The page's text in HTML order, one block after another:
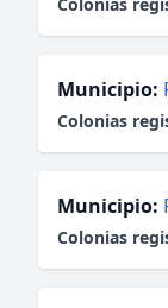
Municipio:
Colonias
Municipio:
Colonias